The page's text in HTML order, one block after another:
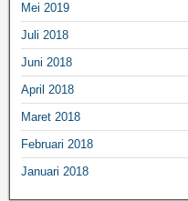
Mei 2019
Juli 2018
Juni 2018
April 2018
Maret 2018
Februari 2018
Januari 2018